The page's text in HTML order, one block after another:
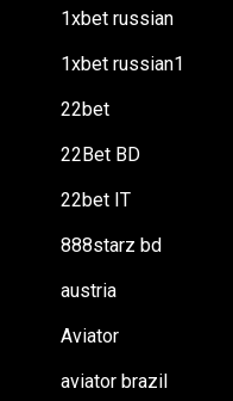
1xbet russian
1xbet russian1
22bet
22Bet BD
22bet IT
888starz bd
austria
Aviator
aviator brazil